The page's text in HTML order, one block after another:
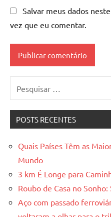
Salvar meus dados
vez que eu comentar.
por:
POSTS RECENTES
Quais Países Têm as
Mundo
3 km É Longe para
Roubo de Casa no
Aço com passado